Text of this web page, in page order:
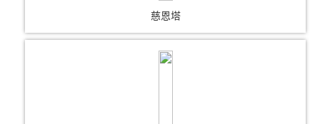
慈恩塔